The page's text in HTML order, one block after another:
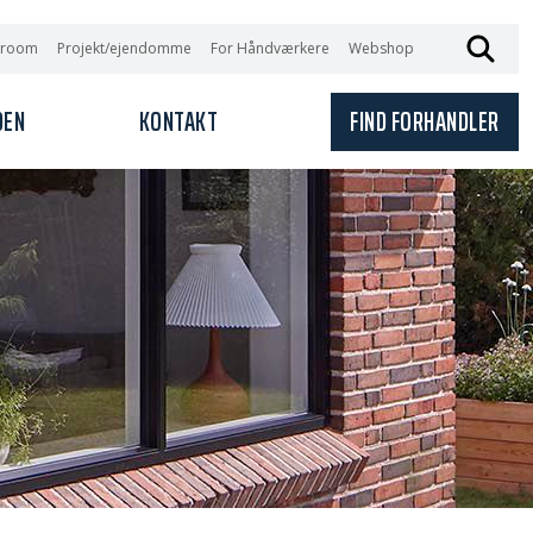
KONTAKT FIND FORHANDLER
Projekt/ejendomme For Håndværkere Webshop